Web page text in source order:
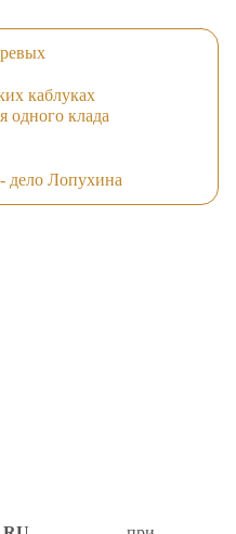
каблуках
одного клада
дело Лопухина